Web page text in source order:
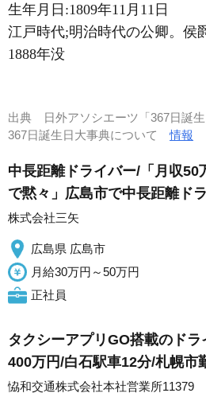
生年月日:1809年11月11日
江戸時代;明治時代の公卿。侯
1888年没
出典
日外アソシエーツ「367日誕生
367日誕生日大事典について情報
中長距離ドライバー/「月収50
で黙々」広島市で中長距離ド
株式会社三矢
広島県 広島市
月給30万円～50万円
正社員
タクシーアプリGO搭載のド
400万円/白石駅車12分/札幌市
恊和交通株式会社本社営業所11379